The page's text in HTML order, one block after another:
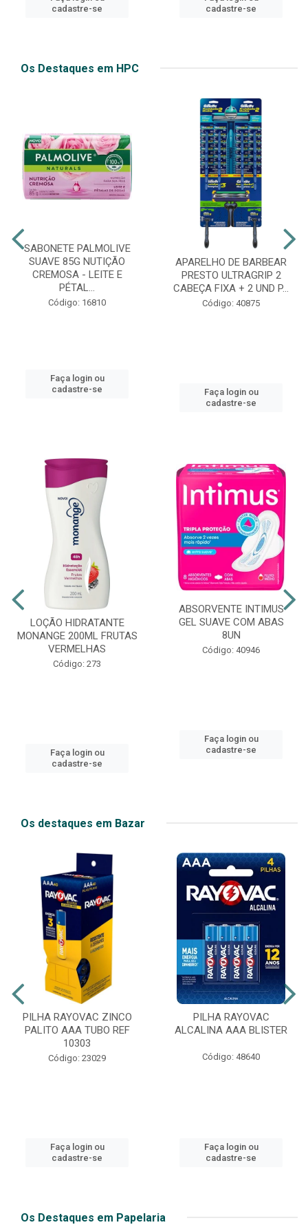
cadastre-se
cadastre-se
Os Destaques em HPC
SABONETE PALMOLIVE
SUAVE 85G NUTIÇÃO
CREMOSA - LEITE E
PÉTAL...
Código: 16810
Faça login ou
cadastre-se
APARELHO DE BARBEAR
PRESTO ULTRAGRIP 2
CABEÇA FIXA + 2 UND P...
Código: 40875
Faça login ou
cadastre-se
LOÇÃO HIDRATANTE
MONANGE 200ML FRUTAS
VERMELHAS
Código: 273
Faça login ou
cadastre-se
ABSORVENTE INTIMUS
GEL SUAVE COM ABAS
8UN
Código: 40946
Faça login ou
cadastre-se
Os destaques em Bazar
PILHA RAYOVAC ZINCO
PALITO AAA TUBO REF
10303
Código: 23029
Faça login ou
cadastre-se
PILHA RAYOVAC
ALCALINA AAA BLISTER
Código: 48640
Faça login ou
cadastre-se
Os Destaques em Papelaria